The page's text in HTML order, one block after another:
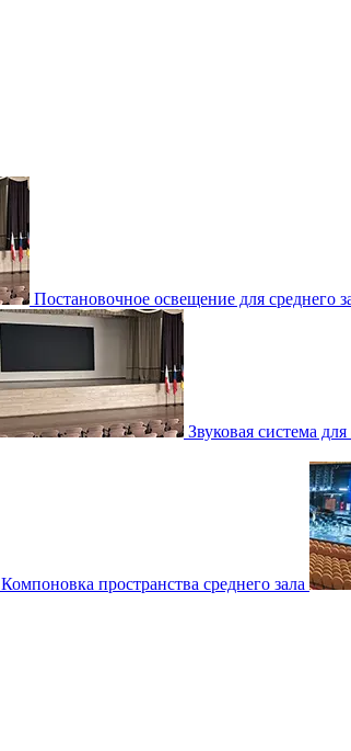
Постановочное освещение для среднего
Звуковая система для
Компоновка пространства среднего зала